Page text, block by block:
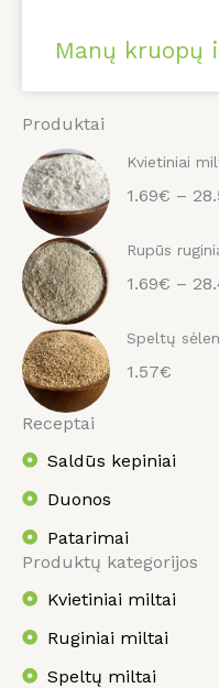
Manų kruopų
Produktai
Kvietiniai
1.69€ –
Rupūs
1.69€ –
Speltų
1.57€
Receptai
Saldūs kepiniai
Duonos
Patarimai
Produktų kategorijos
Kvietiniai miltai
Ruginiai miltai
Speltų miltai